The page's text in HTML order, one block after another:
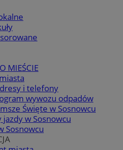
MIEŚCIE
i telefony
wywozu odpadów
Święte w Sosnowcu
jazdy w Sosnowcu
Sosnowcu